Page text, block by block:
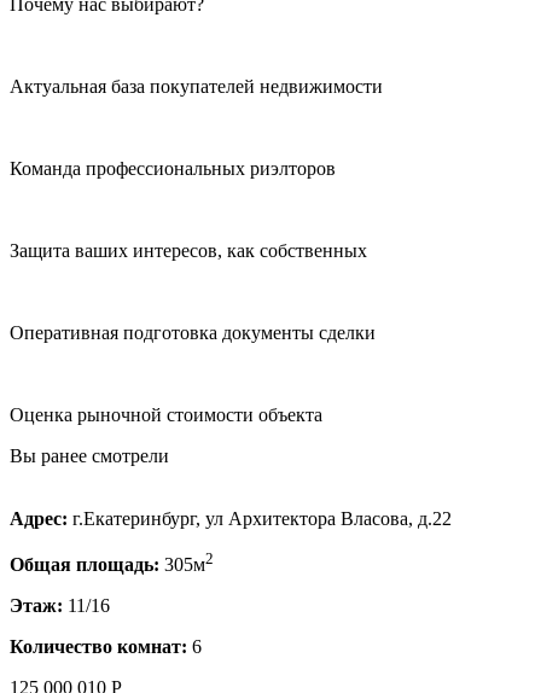
Почему нас выбирают?
Актуальная база покупателей недвижимости
Команда профессиональных риэлторов
Защита ваших интересов, как собственных
Оперативная подготовка документы сделки
Оценка рыночной стоимости объекта
Вы ранее смотрели
Адрес: г.Екатеринбург, ул Архитектора Власова, д.22
Общая площадь: 305м2
Этаж: 11/16
Количество комнат: 6
125 000 010 Р